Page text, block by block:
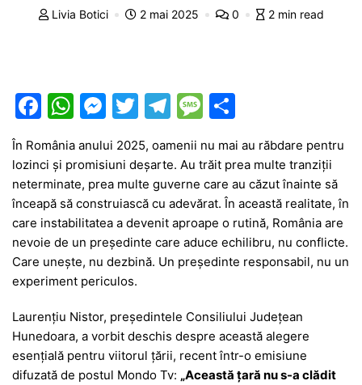
Livia Botici 2 mai 2025 0 2 min read
F
a
c
e
b
o
o
k
W
at
s
A
p
p
M
e
s
s
e
n
g
er
T
itt
er
T
el
e
gr
a
m
M
s
s
a
g
e
ar
ta
je
a
z
ă
În România anului 2025, oamenii nu mai au răbdare pentru
lozinci și promisiuni deșarte. Au trăit prea multe tranziții
neterminate, prea multe guverne care au căzut înainte să
înceapă să construiască cu adevărat. În această realitate, în
care instabilitatea a devenit aproape o rutină, România are
nevoie de un președinte care aduce echilibru, nu conflicte.
Care unește, nu dezbină. Un președinte responsabil, nu un
experiment periculos.
Laurențiu Nistor, președintele Consiliului Județean
Hunedoara, a vorbit deschis despre această alegere
esențială pentru viitorul țării, recent într-o emisiune
difuzată de postul Mondo Tv: „Această țară nu s-a clădit